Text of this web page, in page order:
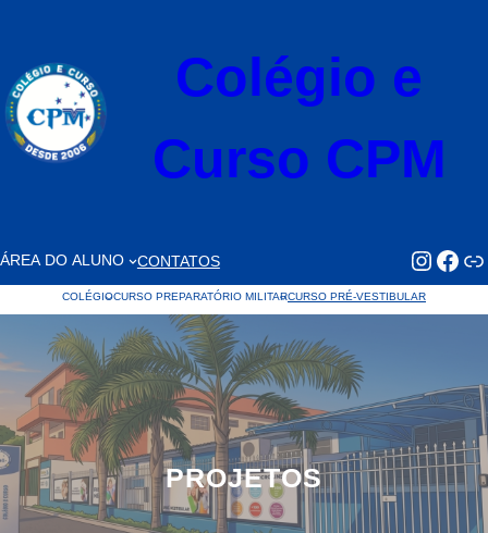
conteúdo
Colégio e
Curso CPM
ÁREA DO ALUNO CONTATOS https://https://
COLÉGIOCURSO PREPARATÓRIO MILITARCURSO PRÉ-VESTIBULAR
PROJETOS